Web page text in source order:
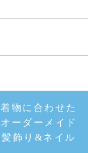
着物に合わせた
オーダーメイド
髪飾り&ネイル